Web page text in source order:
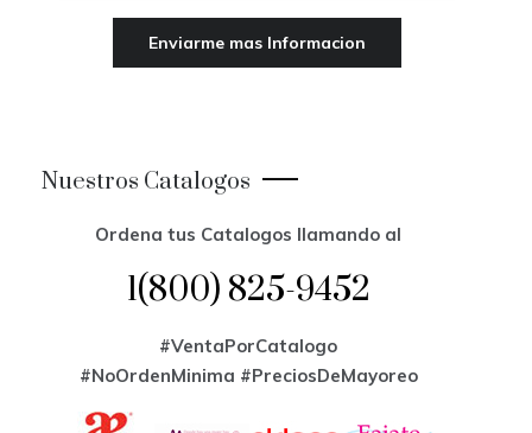
Nuestros Catalogos
Ordena tus Catalogos llamando al
1(800) 825-9452
#VentaPorCatalogo
#NoOrdenMinima #PreciosDeMayoreo